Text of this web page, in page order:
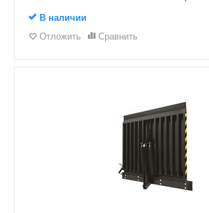
В наличии
Отложить
Сравнить